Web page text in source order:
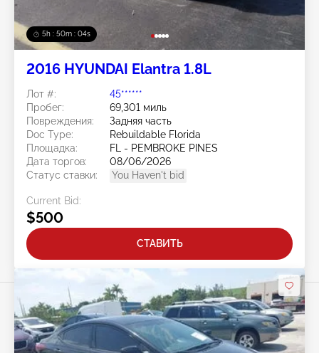
5h : 50m : 01s
2016 HYUNDAI Elantra 1.8L
Лот #:
45******
Пробег:
69,301 миль
Повреждения:
Задняя часть
Doc Type:
Rebuildable Florida
Площадка:
FL - PEMBROKE PINES
Дата торгов:
08/06/2026
Статус ставки:
You Haven't bid
Current Bid:
$500
СТАВИТЬ